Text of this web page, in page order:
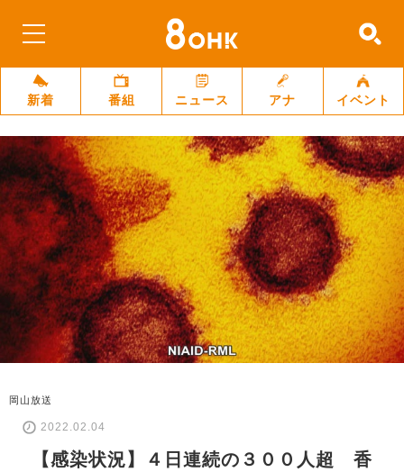
新着 番組 ニュース アナ イベント
岡山放送
2022.02.04
【感染状況】４日連続の３００人超 香